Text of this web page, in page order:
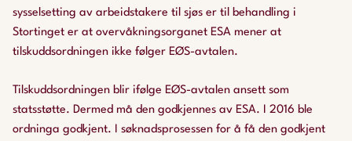
sysselsetting av arbeidstakere til sjøs er til behandling i
Stortinget er at overvåkningsorganet ESA mener at
tilskuddsordningen ikke følger EØS-avtalen.
Tilskuddsordningen blir ifølge EØS-avtalen ansett som
statsstøtte. Dermed må den godkjennes av ESA. I 2016 ble
ordninga godkjent. I søknadsprosessen for å få den godkjent